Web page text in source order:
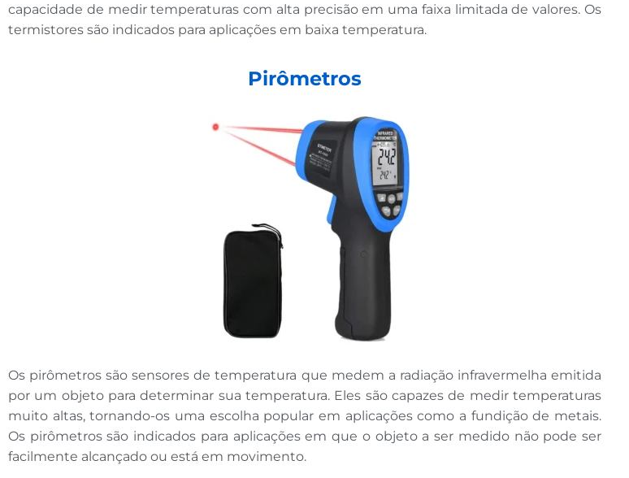
capacidade de medir temperaturas com alta precisão em uma faixa limitada de valores. Os
termistores são indicados para aplicações em baixa temperatura.
Pirômetros
Os pirômetros são sensores de temperatura que medem a radiação infravermelha emitida
por um objeto para determinar sua temperatura. Eles são capazes de medir temperaturas
muito altas, tornando-os uma escolha popular em aplicações como a fundição de metais.
Os pirômetros são indicados para aplicações em que o objeto a ser medido não pode ser
facilmente alcançado ou está em movimento.